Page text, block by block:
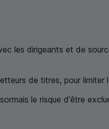
les dirigeants et de
de titres, pour
le risque d'être